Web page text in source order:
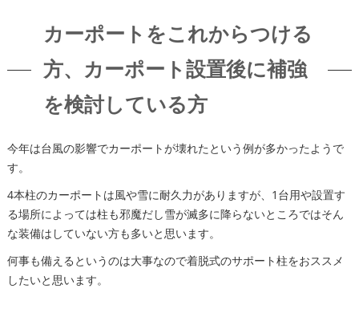
カーポートをこれからつける
方、カーポート設置後に補強
を検討している方
今年は台風の影響でカーポートが壊れたという例が多かったようで
す。
4本柱のカーポートは風や雪に耐久力がありますが、1台用や設置す
る場所によっては柱も邪魔だし雪が滅多に降らないところではそん
な装備はしていない方も多いと思います。
何事も備えるというのは大事なので着脱式のサポート柱をおススメ
したいと思います。